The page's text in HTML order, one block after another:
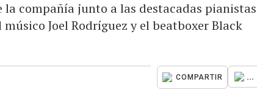
compañía junto a las destacadas pianistas
Joel Rodríguez y el beatboxer Black
COMPARTIR ...